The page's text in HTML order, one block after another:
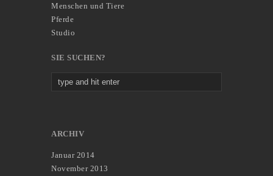
Menschen und Tiere
Pferde
Studio
SIE SUCHEN?
ARCHIV
Januar 2014
November 2013